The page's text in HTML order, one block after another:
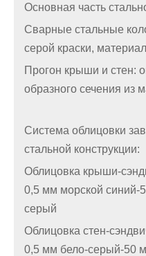
Основная часть
Сварные стальные
серой краски,
Прогон крыши и стен:
образного сечения из
Система облицовки
стальной конструкции:
Облицовка крыши-
0,5 мм морской синий-
серый
Облицовка стен-
0,5 мм бело-серый-50